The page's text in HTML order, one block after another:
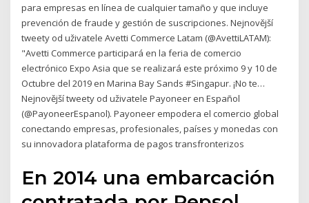
para empresas en línea de cualquier tamaño y que incluye
prevención de fraude y gestión de suscripciones. Nejnovější
tweety od uživatele Avetti Commerce Latam (@AvettiLATAM):
"Avetti Commerce participará en la feria de comercio
electrónico Expo Asia que se realizará este próximo 9 y 10 de
Octubre del 2019 en Marina Bay Sands #Singapur. ¡No te…
Nejnovější tweety od uživatele Payoneer en Español
(@PayoneerEspanol). Payoneer empodera el comercio global
conectando empresas, profesionales, países y monedas con
su innovadora plataforma de pagos transfronterizos
En 2014 una embarcación